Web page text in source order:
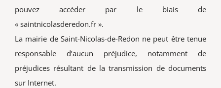
pouvez accéder par le biais de
« saintnicolasderedon.fr ».
La mairie de Saint-Nicolas-de-Redon ne peut être tenue
responsable d’aucun préjudice, notamment de
préjudices résultant de la transmission de documents
sur Internet.